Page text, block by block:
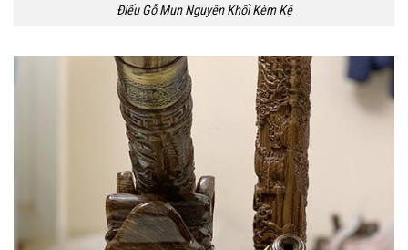
Điếu Gỗ Mun Nguyên Khối Kèm Kệ